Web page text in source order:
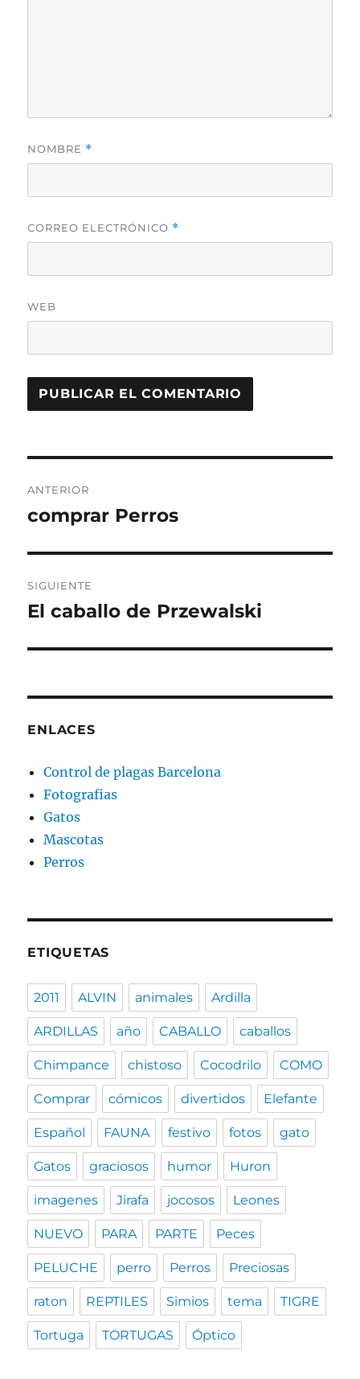
NOMBRE *
CORREO ELECTRÓNICO *
WEB
de
ANTERIOR
Entrada
comprar Perros
SIGUIENTE
Entrada
El caballo de Przewalski
ENLACES
Control de plagas Barcelona
Fotografias
Gatos
Mascotas
Perros
ETIQUETAS
2011 ALVIN animales Ardilla
ARDILLAS año CABALLO caballos
Chimpance chistoso Cocodrilo COMO
Comprar cómicos divertidos Elefante
Español FAUNA festivo fotos gato
Gatos graciosos humor Huron
imagenes Jirafa jocosos Leones
NUEVO PARA PARTE Peces
PELUCHE perro Perros Preciosas
raton REPTILES Simios tema TIGRE
Tortuga TORTUGAS Óptico